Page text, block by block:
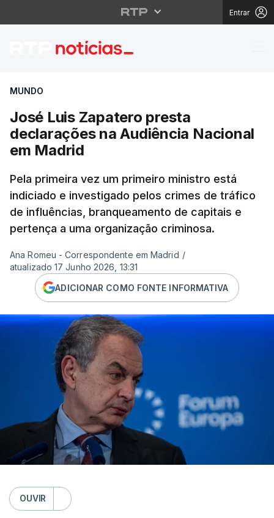
Entrar
José Luis Zapatero
MUNDO
José Luis Zapatero presta
declarações na Audiência Nacional
em Madrid
Pela primeira vez um primeiro ministro está
indiciado e investigado pelos crimes de tráfico
de influências, branqueamento de capitais e
pertença a uma organização criminosa.
Ana Romeu - Correspondente em Madrid /
atualizado 17 Junho 2026, 13:31
ADICIONAR COMO FONTE INFORMATIVA
OUVIR